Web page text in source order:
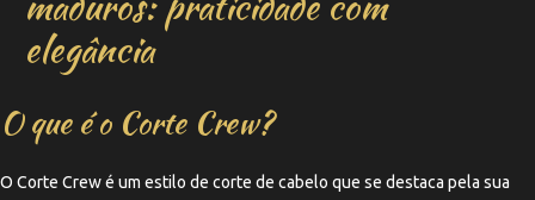
elegância
O que é o Corte Crew?
O Corte Crew é um estilo de corte de cabelo que se destaca pela sua